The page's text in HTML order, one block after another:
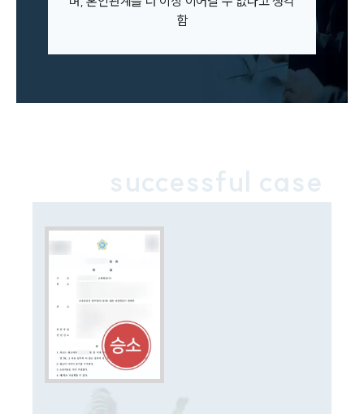
이혼소송·상담후기
업무분야
구성원 소개
이혼전문변호사
법률 블로그
뉴스레터/브로슈어
함
successful case